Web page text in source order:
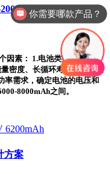
因素： 1.电池类型：选择高
密度、长循环寿命、稳定性
率需求，确定电池的电压和
8000mAh之间。
方案
你需要哪款产品？